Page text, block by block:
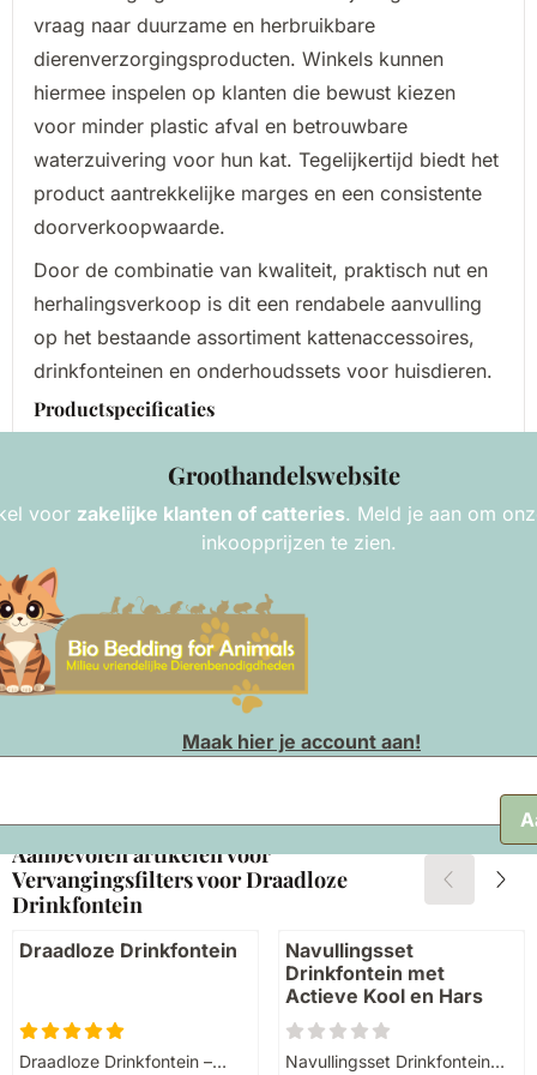
nu in en ontvang onze nieuwsbriefGroothandelswebsite
voor zakelijke klanten of catteries. Meld je aan om
inkoopprijzen te zien.
Maak hier je account aan!
vraag naar duurzame en herbruikbare
dierenverzorgingsproducten. Winkels kunnen
hiermee inspelen op klanten die bewust kiezen
voor minder plastic afval en betrouwbare
waterzuivering voor hun kat. Tegelijkertijd biedt het
product aantrekkelijke marges en een consistente
doorverkoopwaarde.
Door de combinatie van kwaliteit, praktisch nut en
herhalingsverkoop is dit een rendabele aanvulling
op het bestaande assortiment kattenaccessoires,
drinkfonteinen en onderhoudssets voor huisdieren.
Productspecificaties
Inhoud:3 filterhouders + 3 sponsfilters
Kunststof houder met filterspons
Onderhoud:
maanden
Verpakking:Retaildoosje met productinformatie
Geschikt voor:Draadloze drinkfontein voor katten
Aanbevolen artikelen voor
Vervangingsfilters voor Draadloze
Drinkfontein
Draadloze Drinkfontein
Draadloze Drinkfontein –
Navullingsset
Drinkfontein met
Actieve Kool en Hars
Navullingsset Drinkfontein